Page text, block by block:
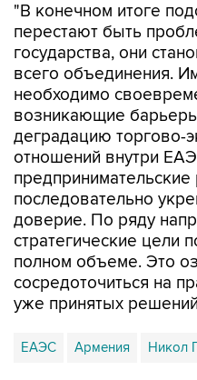
"В конечном итоге
перестают быть
государства, они
всего объединения.
необходимо
возникающие
деградацию торгово-
отношений внутри
предпринимательские
последовательно
доверие. По ряду
стратегические цели
полном объеме. Это
сосредоточиться на
уже принятых
ЕАЭС Армения Никол